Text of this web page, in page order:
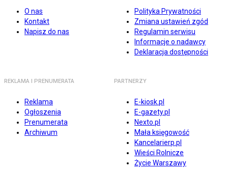
O nas
Kontakt
Napisz do nas
Polityka Prywatności
Zmiana ustawień zgód
Regulamin serwisu
Informacje o nadawcy
Deklaracja dostępności
REKLAMA I PRENUMERATA
Reklama
Ogłoszenia
Prenumerata
Archiwum
PARTNERZY
E-kiosk.pl
E-gazety.pl
Nexto.pl
Mała księgowość
Kancelarierp.pl
Wieści Rolnicze
Życie Warszawy